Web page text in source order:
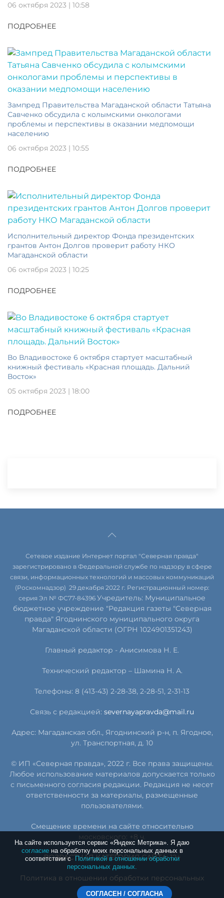
06 октября 2023 | 10:58
ПОДРОБНЕЕ
Зампред Правительства Магаданской области Татьяна
Савченко обсудила с колымскими онкологами
проблемы и перспективы в оказании медпомощи
населению
06 октября 2023 | 10:55
ПОДРОБНЕЕ
Исполнительный директор Фонда президентских
грантов Антон Долгов проверит работу НКО
Магаданской области
06 октября 2023 | 10:25
ПОДРОБНЕЕ
Во Владивостоке 6 октября стартует масштабный
книжный фестиваль «Красная площадь. Дальний
Восток»
05 октября 2023 | 18:00
ПОДРОБНЕЕ
На сайте используется сервис «Яндекс Метрика». Я даю
согласиена обработку моих персональных данных в
соответствии с Политикой в отношении обработки
персональных данных.
СОГЛАСЕН / СОГЛАСНА
Сетевое издание Интернет портал "Северная правда"
зарегистрировано в Федеральной службе по надзору в сфере
связи, информационных технологий и массовых коммуникаций
(Роскомнадзор) 29 декабря 2022 г. Регистрационный номер:
серия Эл № ФС77-84396 Учредитель: Муниципальное
бюджетное учреждение "Редакция газеты "Северная
правда" Ягоднинского муниципального округа
Магаданской области (ОГРН 1024901351243)
Главный редактор - Анисимова Н. Е.
Технический редактор – Шамина Н. А.
Телефоны: 8 (413-43) 2-28-38, 2-28-51, 2-31-13
Связь с редакцией: severnayapravda@mail.ru
Адрес: Магаданская обл., Ягоднинский р-н, п. Ягодное,
ул. Транспортная, д. 10
© ИП «Северная правда», 2022 г. Все права защищены.
Любое использование материалов допускается только
с письменного согласия редакции. Редакция не несет
ответственности за материалы, размещенные
пользователями.
Смещение времени на сайте относительно
московского: +8 ч.
ВОЗРАСТНАЯ КАТЕГОРИЯ САЙТА: 12+
Политика в отношении обработки персональных
данных